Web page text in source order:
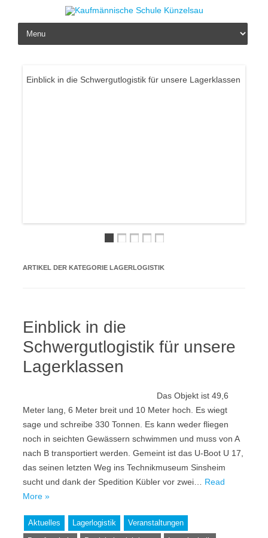
Skip to content
Einblick in die Schwergutlogistik für unsere Lagerklassen
ARTIKEL DER KATEGORIE LAGERLOGISTIK
Einblick in die
Schwergutlogistik für unsere
Lagerklassen
Das Objekt ist 49,6
Meter lang, 6 Meter breit und 10 Meter hoch. Es wiegt
sage und schreibe 330 Tonnen. Es kann weder fliegen
noch in seichten Gewässern schwimmen und muss von A
nach B transportiert werden. Gemeint ist das U-Boot U 17,
das seinen letzten Weg ins Technikmuseum Sinsheim
sucht und dank der Spedition Kübler vor zwei… Read
More »
Aktuelles Lagerlogistik
Veranstaltungen